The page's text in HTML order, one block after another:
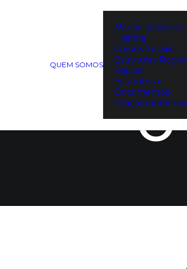
QUEM SOMOS
Missão, Valores
História
Corpos Sociais
Estruturas
Equipa
Estatutos e
Documentos
FiliaçõesO